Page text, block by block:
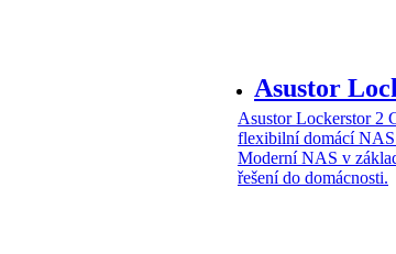
Asustor
Asustor Lockerstor 2
flexibilní domácí
Moderní NAS v
řešení do domácnosti.